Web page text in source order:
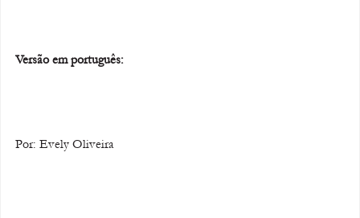
Versão em português:
Por: Evely Oliveira